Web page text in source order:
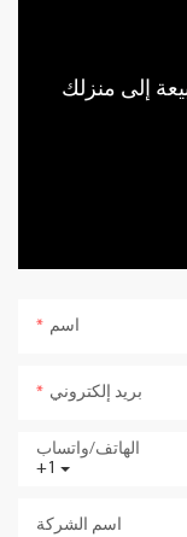
اسم
بريد إلكتروني
+1
الهاتف/واتساب
اسم الشركة